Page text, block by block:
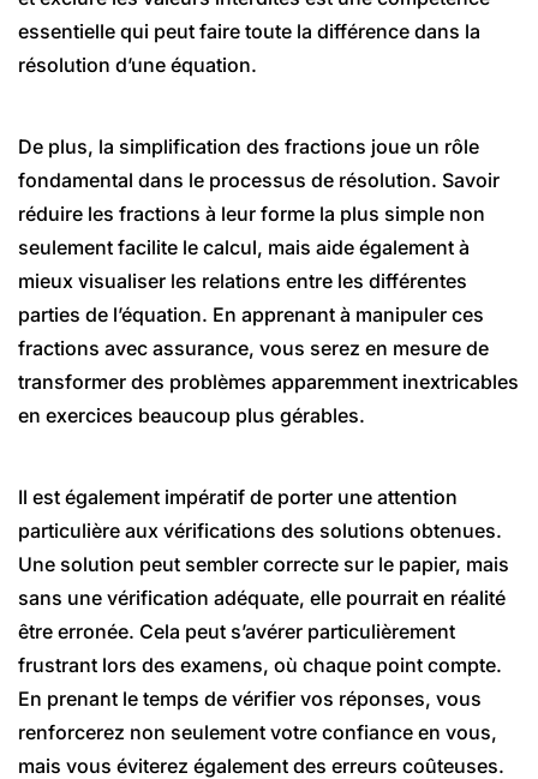
essentielle qui peut faire toute la différence dans la
résolution d’une équation.
De plus, la simplification des fractions joue un rôle
fondamental dans le processus de résolution. Savoir
réduire les fractions à leur forme la plus simple non
seulement facilite le calcul, mais aide également à
mieux visualiser les relations entre les différentes
parties de l’équation. En apprenant à manipuler ces
fractions avec assurance, vous serez en mesure de
transformer des problèmes apparemment inextricables
en exercices beaucoup plus gérables.
Il est également impératif de porter une attention
particulière aux vérifications des solutions obtenues.
Une solution peut sembler correcte sur le papier, mais
sans une vérification adéquate, elle pourrait en réalité
être erronée. Cela peut s’avérer particulièrement
frustrant lors des examens, où chaque point compte.
En prenant le temps de vérifier vos réponses, vous
renforcerez non seulement votre confiance en vous,
mais vous éviterez également des erreurs coûteuses.